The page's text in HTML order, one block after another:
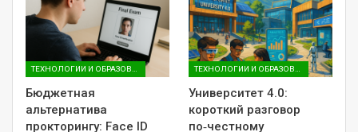
Бюджетная
альтернатива
прокторингу: Face ID
Университет 4.0:
короткий разговор
по‑честному